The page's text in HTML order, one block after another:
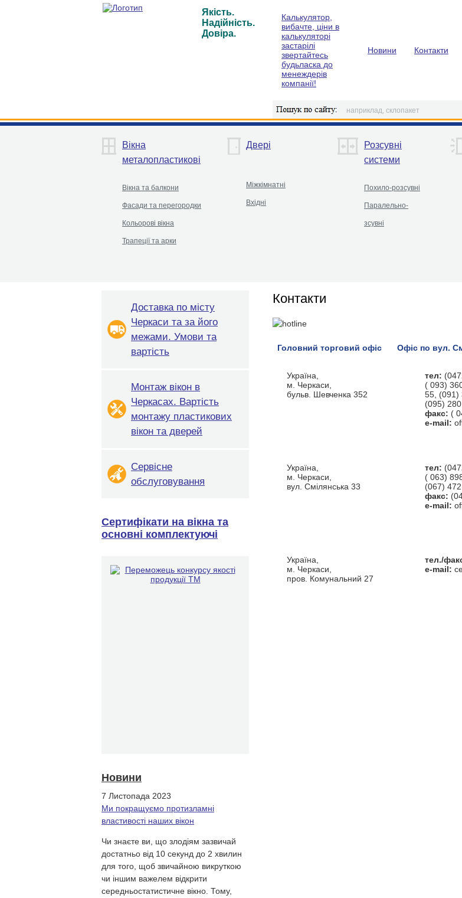
Якість.
Надійність.
Довіра.
Калькулятор,
вибачте, ціни в
калькуляторі
застарілі
звертайтесь
будьласка до
менеждерів
компанії!
Новини Контакти
Вікна
металопластикові
Вікна та балкони
Фасади та перегородки
Кольорові вікна
Трапеції та арки
Двері
Міжкімнатні
Вхідні
Розсувні
системи
Похило-розсувні
Паралельно-
зсувні
Доставка по місту
Черкаси та за його
межами. Умови та
вартість
Монтаж вікон в
Черкасах. Вартість
монтажу пластикових
вікон та дверей
Сервісне
обслуговування
Сертифікати на вікна та
основні комплектуючі
Новини
7 Листопада 2023
Ми покращуємо протизламні
властивості наших вікон
Чи знаєте ви, що злодіям зазвичай
достатньо від 10 секунд до 2 хвилин
для того, щоб звичайною викруткою
чи іншим важелем відкрити
середньостатистичне вікно. Тому,
Контакти
Головний торговий офіс Офіс по вул.
Україна,
м. Черкаси,
бульв. Шевченка 352
тел:
( 093)
55, (091)
(095)
факс: (
e-mail:
Україна,
м. Черкаси,
вул. Смілянська 33
тел:
( 063)
(067)
факс:
e-mail:
Україна,
м. Черкаси,
пров. Комунальний 27
тел./
e-mail: